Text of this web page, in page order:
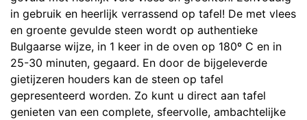
in gebruik en heerlijk verrassend op tafel! De met vlees
en groente gevulde steen wordt op authentieke
Bulgaarse wijze, in 1 keer in de oven op 180º C en in
25-30 minuten, gegaard. En door de bijgeleverde
gietijzeren houders kan de steen op tafel
gepresenteerd worden. Zo kunt u direct aan tafel
genieten van een complete, sfeervolle, ambachtelijke